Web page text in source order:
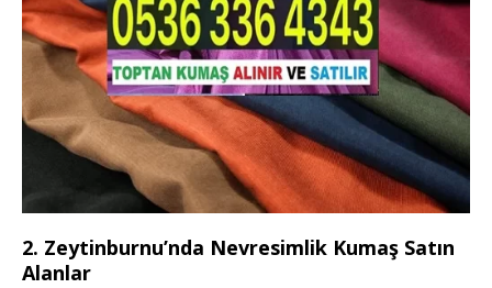
2. Zeytinburnu’nda Nevresimlik Kumaş Satın
Alanlar